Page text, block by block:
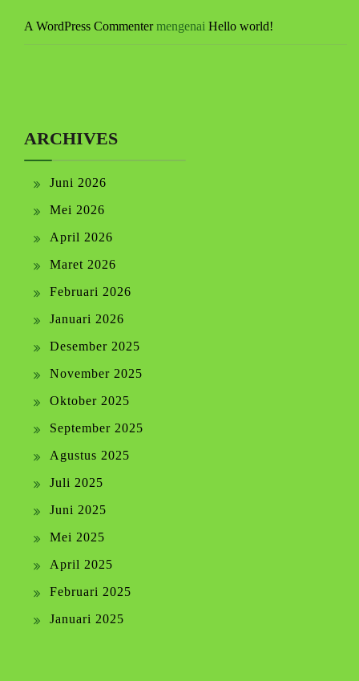
A WordPress Commentermengenai Hello world!
ARCHIVES
Juni 2026
Mei 2026
April 2026
Maret 2026
Februari 2026
Januari 2026
Desember 2025
November 2025
Oktober 2025
September 2025
Agustus 2025
Juli 2025
Juni 2025
Mei 2025
April 2025
Februari 2025
Januari 2025